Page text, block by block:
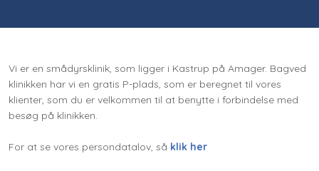
Vi er en smådyrsklinik, som ligger i Kastrup på Amager. Bagved
klinikken har vi en gratis P-plads, som er beregnet til vores
klienter, som du er velkommen til at benytte i forbindelse med
besøg på klinikken.
For at se vores persondatalov, så klik her